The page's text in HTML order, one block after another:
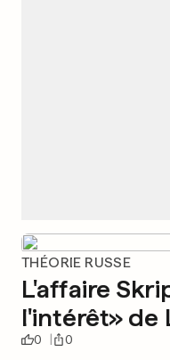
THÉORIE RUSSE
L'affaire
l'intérêt» de
0 0